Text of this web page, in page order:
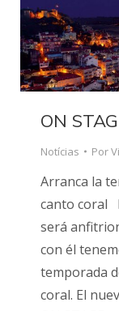
ON
Notícias Por
Arranca la
canto coral
será
con él
temporada
coral. El